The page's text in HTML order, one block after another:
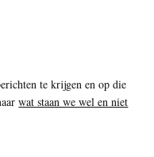
te krijgen en op die
wat staan we wel en niet